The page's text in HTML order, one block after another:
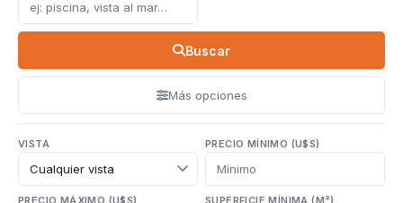
Buscar
Más opciones
VISTA PRECIO MÍNIMO (U$S)
PRECIO MÁXIMO (U$S) SUPERFICIE MÍNIMA (M²)